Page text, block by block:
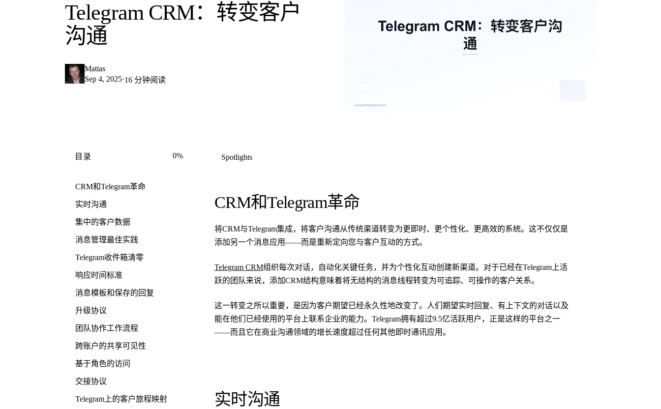
Telegram CRM：转变客户
沟通
Matias
Sep 4, 2025·16 分钟阅读
目录 0%
CRM和Telegram革命
实时沟通
集中的客户数据
消息管理最佳实践
Telegram收件箱清零
响应时间标准
消息模板和保存的回复
升级协议
团队协作工作流程
跨账户的共享可见性
基于角色的访问
交接协议
Telegram上的客户旅程映射
Spotlights
CRM和Telegram革命
将CRM与Telegram集成，将客户沟通从传统渠道转变为更即时、更个性化、更高效的系统。这不仅仅是
添加另一个消息应用——而是重新定向您与客户互动的方式。
Telegram CRM组织每次对话，自动化关键任务，并为个性化互动创建新渠道。对于已经在Telegram上活
跃的团队来说，添加CRM结构意味着将无结构的消息线程转变为可追踪、可操作的客户关系。
这一转变之所以重要，是因为客户期望已经永久性地改变了。人们期望实时回复、有上下文的对话以及
能在他们已经使用的平台上联系企业的能力。Telegram拥有超过9.5亿活跃用户，正是这样的平台之一
——而且它在商业沟通领域的增长速度超过任何其他即时通讯应用。
实时沟通